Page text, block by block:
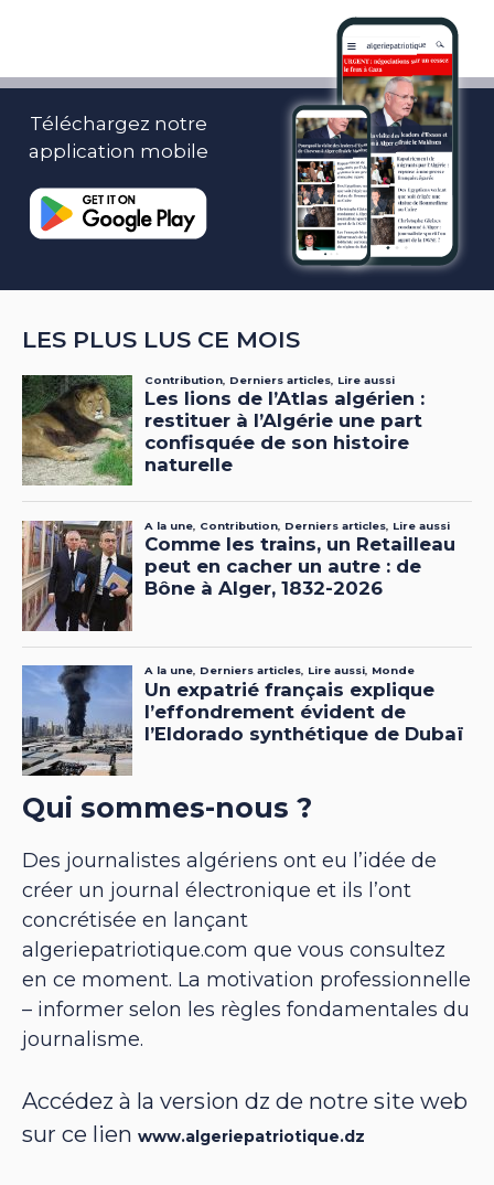
Téléchargez notre
application mobile
LES PLUS LUS CE MOIS
Qui sommes-nous ?
Des journalistes algériens ont eu l’idée de
créer un journal électronique et ils l’ont
concrétisée en lançant
algeriepatriotique.com que vous consultez
en ce moment. La motivation professionnelle
– informer selon les règles fondamentales du
journalisme.
Accédez à la version dz de notre site web
sur ce lien www.algeriepatriotique.dz